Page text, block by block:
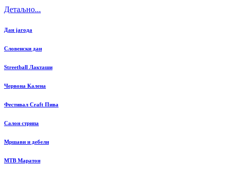
Детаљно...
Дан јагода
Словенски дан
Streetball Лакташи
Червона Калена
Фестивал Craft Пива
Салон стрипа
Мршави и дебели
MTB Маратон